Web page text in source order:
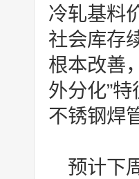
冷轧基料
社会库存
根本改善
外分化”
不锈钢焊
预计下